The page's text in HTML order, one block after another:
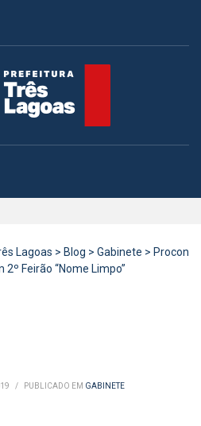
Lagoas > Blog > Gabinete > Procon
Feirão “Nome Limpo”
/ PUBLICADO EM GABINETE